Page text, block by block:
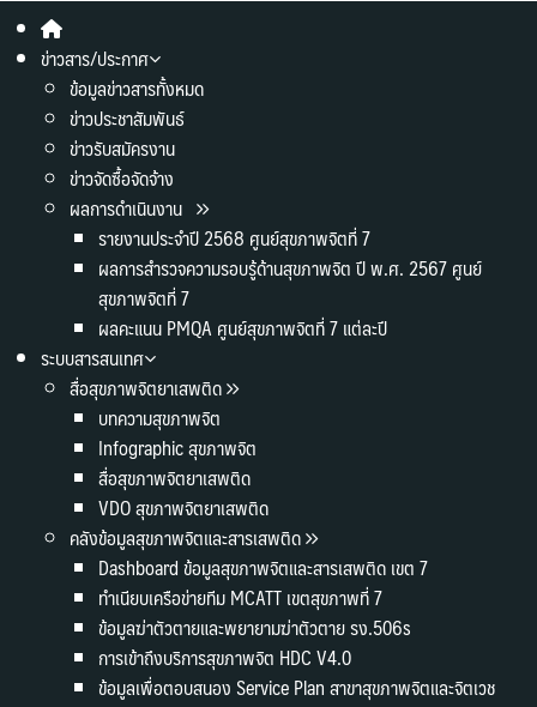
ข่าวสาร/ประกาศ
ข้อมูลข่าวสารทั้งหมด
ข่าวประชาสัมพันธ์
ข่าวรับสมัครงาน
ข่าวจัดซื้อจัดจ้าง
ผลการดำเนินงาน
รายงานประจำปี 2568 ศูนย์สุขภาพจิตที่ 7
ผลการสำรวจความรอบรู้ด้านสุขภาพจิต ปี พ.ศ. 2567 ศูนย์
สุขภาพจิตที่ 7
ผลคะแนน PMQA ศูนย์สุขภาพจิตที่ 7 แต่ละปี
ระบบสารสนเทศ
สื่อสุขภาพจิตยาเสพติด
บทความสุขภาพจิต
Infographic สุขภาพจิต
สื่อสุขภาพจิตยาเสพติด
VDO สุขภาพจิตยาเสพติด
คลังข้อมูลสุขภาพจิตและสารเสพติด
Dashboard ข้อมูลสุขภาพจิตและสารเสพติด เขต 7
ทำเนียบเครือข่ายทีม MCATT เขตสุขภาพที่ 7
ข้อมูลฆ่าตัวตายและพยายามฆ่าตัวตาย รง.506s
การเข้าถึงบริการสุขภาพจิต HDC V4.0
ข้อมูลเพื่อตอบสนอง Service Plan สาขาสุขภาพจิตและจิตเวช